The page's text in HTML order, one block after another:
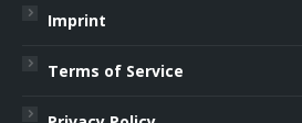
Imprint
Terms of Service